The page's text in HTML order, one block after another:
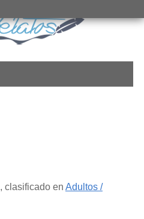
, clasificado en Adultos /